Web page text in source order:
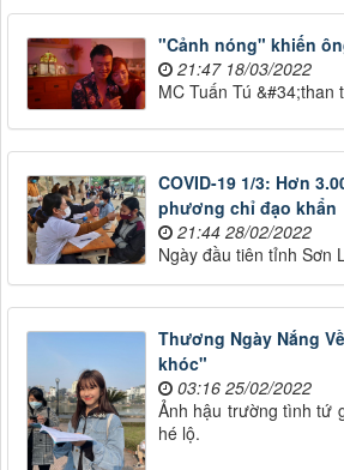
"Cảnh nóng" khiến
21:47 18/03/2022
MC Tuấn Tú
COVID-19 1/3: Hơn
phương chỉ đạo khẩn
21:44 28/02/2022
Ngày đầu tiên tỉnh Sơn
Thương Ngày Nắng
khóc"
03:16 25/02/2022
Ảnh hậu trường tình tứ
hé lộ.